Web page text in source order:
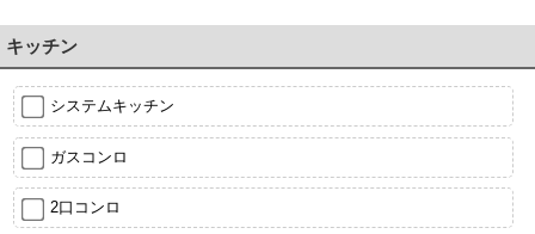
キッチン
システムキッチン
ガスコンロ
2口コンロ